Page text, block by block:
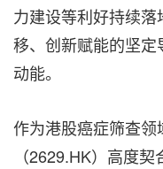
力建设等利好持续
移、创新赋能的坚
动能。
作为港股癌症筛查
（2629.HK）高度